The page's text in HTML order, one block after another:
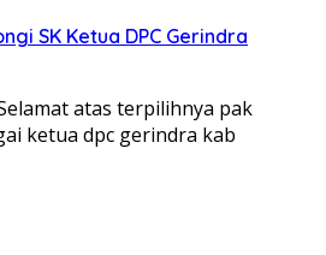
SK Ketua DPC Gerindra
atas terpilihnya pak
ketua dpc gerindra kab